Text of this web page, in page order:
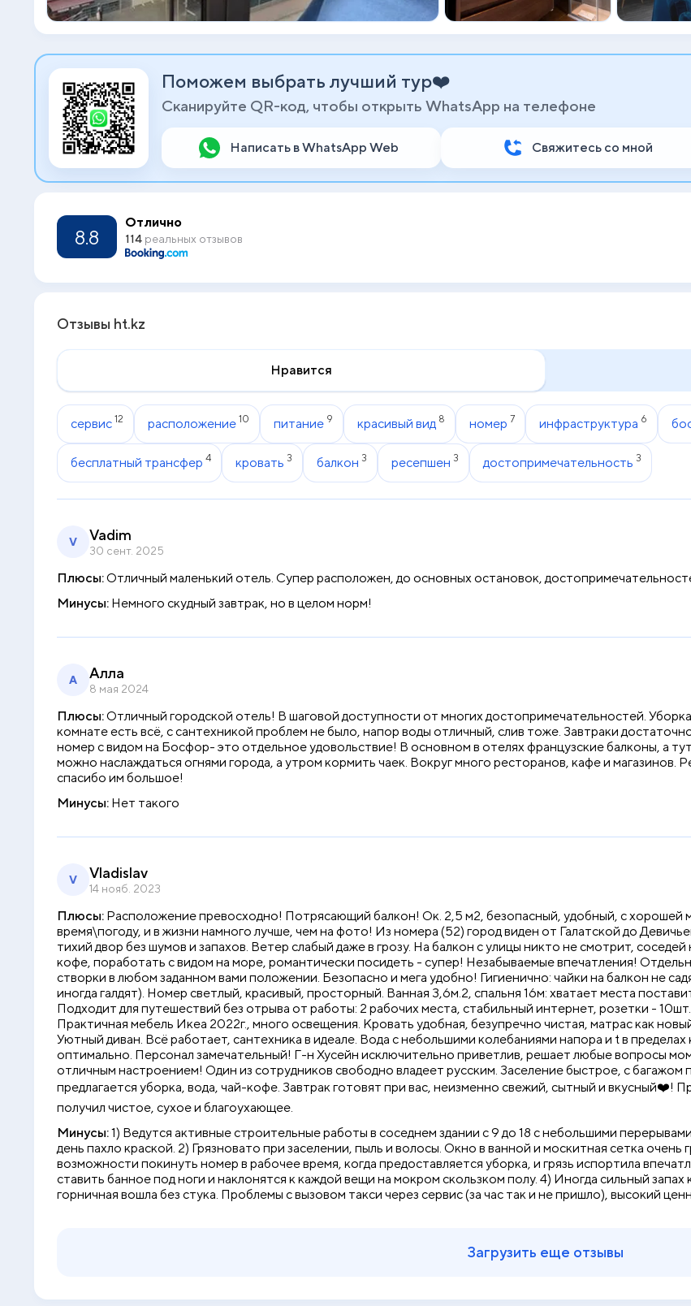
Поможем выбрать лучший тур❤️
Сканируйте QR-код, чтобы открыть WhatsApp на телефоне
Написать в WhatsApp Web Свяжитесь со мной
8.8
Отлично
114 реальных отзывов
Отзывы ht.kz
Нравится
сервис 12 расположение 10 питание 9 красивый вид 8 номер 7 инфраструктура 6
бесплатный трансфер 4 кровать 3 балкон 3 ресепшен 3 достопримечательность 3
V Vadim
30 сент. 2025
Плюсы:Отличный маленький отель. Супер расположен, до основных остановок,
Минусы: Немного скудный завтрак, но в целом норм!
А Алла
8 мая 2024
Плюсы:Отличный городской отель! В шаговой доступности от многих достопримечательностей.
комнате есть всё, с сантехникой проблем не было, напор воды отличный, слив тоже. Завтраки
номер с видом на Босфор- это отдельное удовольствие! В основном в отелях французские балконы, а
можно наслаждаться огнями города, а утром кормить чаек. Вокруг много ресторанов, кафе и
спасибо им большое!
Минусы: Нет такого
V Vladislav
14 нояб. 2023
Плюсы: Расположение превосходно! Потрясающий балкон! Ок. 2,5 м2, безопасный, удобный, с
время\погоду, и в жизни намного лучше, чем на фото! Из номера (52) город виден от Галатской до
тихий двор без шумов и запахов. Ветер слабый даже в грозу. На балкон с улицы никто не смотрит,
кофе, поработать с видом на море, романтически посидеть - супер! Незабываемые впечатления!
створки в любом заданном вами положении. Безопасно и мега удобно! Гигиенично: чайки на балкон не
иногда галдят). Номер светлый, красивый, просторный. Ванная 3,6м.2, спальня 16м: хватает места
Подходит для путешествий без отрыва от работы: 2 рабочих места, стабильный интернет, розетки -
Практичная мебель Икеа 2022г., много освещения. Кровать удобная, безупречно чистая, матрас как
Уютный диван. Всё работает, сантехника в идеале. Вода с небольшими колебаниями напора и t в
оптимально. Персонал замечательный! Г-н Хусейн исключительно приветлив, решает любые вопросы
отличным настроением! Один из сотрудников свободно владеет русским. Заселение быстрое, с
предлагается уборка, вода, чай-кофе. Завтрак готовят при вас, неизменно свежий, сытный и вкусный❤️!
получил чистое, сухое и благоухающее.
Минусы:1) Ведутся активные строительные работы в соседнем здании с 9 до 18 с небольшими
день пахло краской. 2) Грязновато при заселении, пыль и волосы. Окно в ванной и москитная сетка
возможности покинуть номер в рабочее время, когда предоставляется уборка, и грязь испортила
ставить банное под ноги и наклонятся к каждой вещи на мокром скользком полу. 4) Иногда сильный
горничная вошла без стука. Проблемы с вызовом такси через сервис (за час так и не пришло), высокий
Загрузить еще отзывы